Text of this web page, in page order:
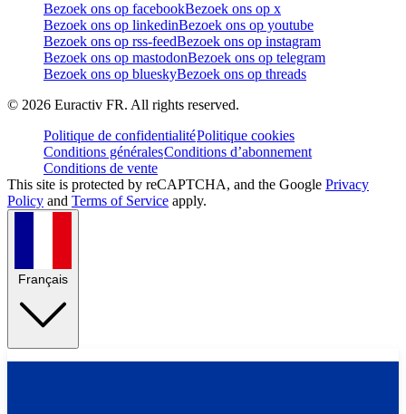
Bezoek ons op facebookBezoek ons op x
Bezoek ons op linkedinBezoek ons op youtube
Bezoek ons op rss-feedBezoek ons op instagram
Bezoek ons op mastodonBezoek ons op telegram
Bezoek ons op blueskyBezoek ons op threads
© 2026 Euractiv FR. All rights reserved.
Politique de confidentialitéPolitique cookies
Conditions généralesConditions d’abonnement
Conditions de vente
This site is protected by reCAPTCHA, and the Google Privacy
Policy and Terms of Service apply.
Français